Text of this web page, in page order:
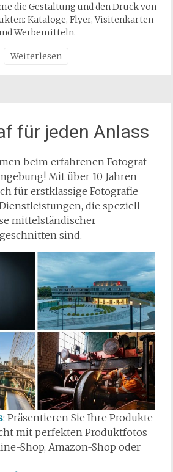
die Gestaltung und den Druck von
Kataloge, Flyer, Visitenkarten
Werbemitteln.
Weiterlesen
für jeden Anlass
beim erfahrenen Fotograf
Mit über 10 Jahren
für erstklassige Fotografie
die speziell
mittelständischer
sind.
: Präsentieren Sie Ihre Produkte
mit perfekten Produktfotos
Shop, Amazon-Shop oder